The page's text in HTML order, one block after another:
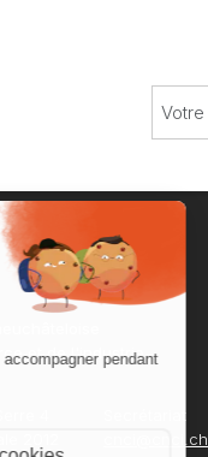
et de l'industrie
cnci@cnci.ch